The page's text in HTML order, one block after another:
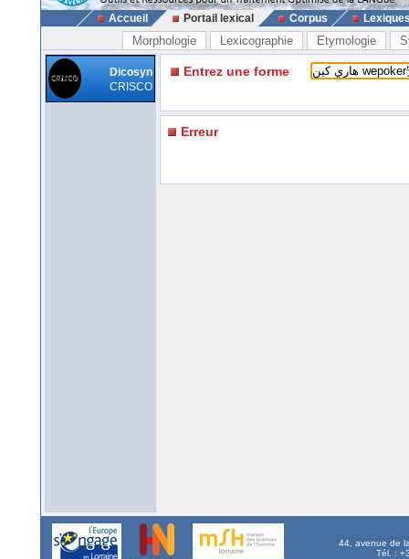
Accueil Portail lexical Corpus
Morphologie Lexicographie Etymologie
Dicosyn
CRISCO
Entrez une forme
Erreur
44, avenue de
Tél. :